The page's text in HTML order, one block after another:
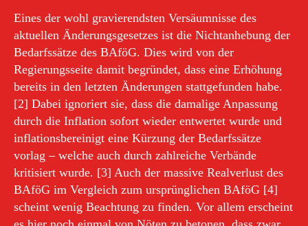
Eines der wohl gravierendsten Versäumnisse des
aktuellen Änderungsgesetzes ist die Nichtanhebung der
Bedarfssätze des BAföG. Dies wird von der
Regierungsseite damit begründet, dass eine Erhöhung
bereits in den letzten Änderungen stattgefunden habe.
[2] Dabei ignoriert sie, dass die damalige Anpassung
durch die Inflation sofort wieder entwertet wurde und
inflationsbereinigt eine Kürzung der Bedarfssätze
vorlag – welche auch durch zahlreiche Verbände
kritisiert wurde. [3] Auch der massive Realverlust des
BAföG im Vergleich zum ursprünglichen BAföG [4]
scheint wenig Beachtung zu finden. Vor allem erscheint